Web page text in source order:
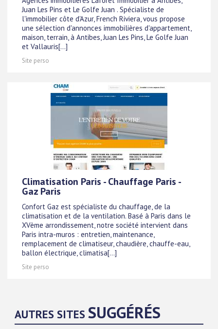
Juan Les Pins et Le Golfe Juan . Spécialiste de
l'immobilier côte d'Azur, French Riviera, vous propose
une sélection d'annonces immobilières d'appartement,
maison, terrain, à Antibes, Juan Les Pins, Le Golfe Juan
et Vallauris[...]
Site perso
Climatisation Paris - Chauffage Paris -
Gaz Paris
Confort Gaz est spécialiste du chauffage, de la
climatisation et de la ventilation. Basé à Paris dans le
XVème arrondissement, notre société intervient dans
Paris intra-muros : entretien, maintenance,
remplacement de climatiseur, chaudière, chauffe-eau,
ballon électrique, climatisa[...]
Site perso
AUTRES SITES SUGGÉRÉS